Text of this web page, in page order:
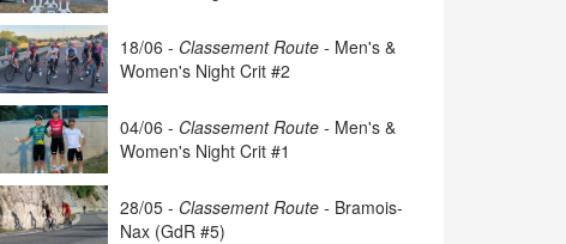
18/06 - Classement Route - Men's &
Women's Night Crit #2
04/06 - Classement Route - Men's &
Women's Night Crit #1
28/05 - Classement Route - Bramois-
Nax (GdR #5)